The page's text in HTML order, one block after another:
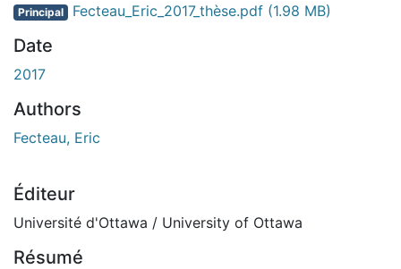
Principal Fecteau_Eric_2017_thèse.pdf (1.98 MB)
Date
2017
Authors
Fecteau, Eric
Éditeur
Université d'Ottawa / University of Ottawa
Résumé